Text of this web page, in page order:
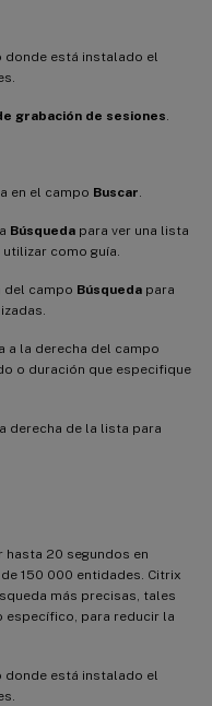
donde está instalado el
grabación de sesiones
en el campo Buscar
Búsqueda para ver una lista
como guía.
del campo Búsqueda para
a la derecha del campo
o duración que especifique
derecha de la lista para
hasta 20 segundos en
150 000 entidades. Citrix
más precisas, tales
específico, para reducir la
donde está instalado el